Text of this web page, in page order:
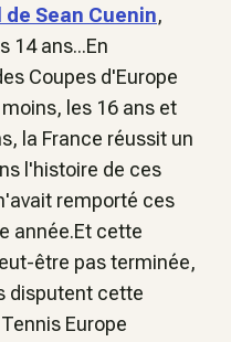
Sean Cuenin,
14 ans...En
Coupes d'Europe
les 16 ans et
la France réussit un
l'histoire de ces
remporté ces
année.Et cette
être pas terminée,
disputent cette
Europe